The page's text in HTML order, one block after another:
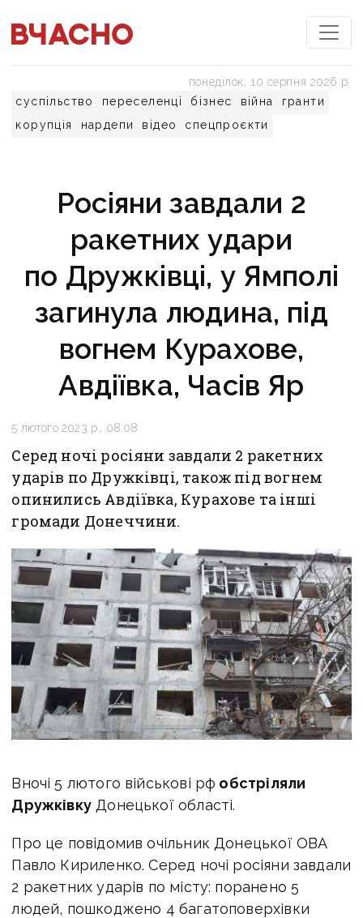
суспільство переселенці бізнес війна
гранти
корупція
нардепи відео спецпроєкти
понеділок, 10 серпня 2026 р.
Росіяни завдали 2
ракетних удари
по Дружківці, у Ямполі
загинула людина, під
вогнем Курахове,
Авдіївка, Часів Яр
5 лютого 2023 р., 08:08
Серед ночі росіяни завдали 2 ракетних
ударів по Дружківці, також під вогнем
опинились Авдіївка, Курахове та інші
громади Донеччини.
Вночі 5 лютого військові рф обстріляли
Дружківку Донецької області.
Про це повідомив очільник Донецької ОВА
Павло Кириленко. Серед ночі росіяни завдали
2 ракетних ударів по місту: поранено 5
людей, пошкоджено 4 багатоповерхівки